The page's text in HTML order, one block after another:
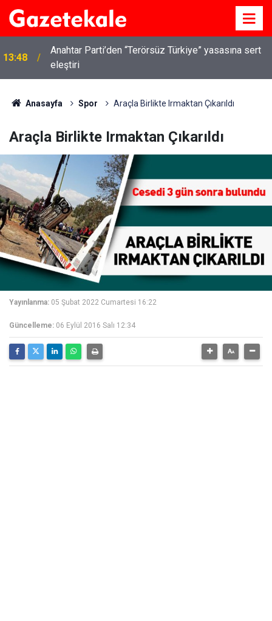
13:07
Kırıkkale’de hayvan hastalıklarına karşı denetimler
artırıldı
Anasayfa Spor Araçla Birlikte Irmaktan Çıkarıldı
Araçla Birlikte Irmaktan Çıkarıldı
Yayınlanma: 05 Şubat 2022 Cumartesi 16:22
Güncelleme: 06 Eylül 2016 Salı 12:34